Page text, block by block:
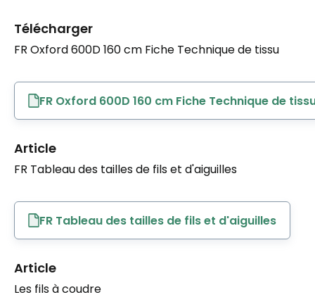
Télécharger
FR Oxford 600D 160 cm Fiche Technique de tissu
FR Oxford 600D 160 cm Fiche Technique de
Article
FR Tableau des tailles de fils et d'aiguilles
FR Tableau des tailles de fils et d'aiguilles
Article
Les fils à coudre